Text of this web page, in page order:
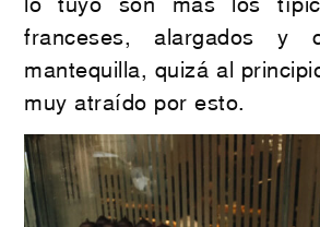
franceses, alargados y
mantequilla, quizá al
muy atraído por esto.